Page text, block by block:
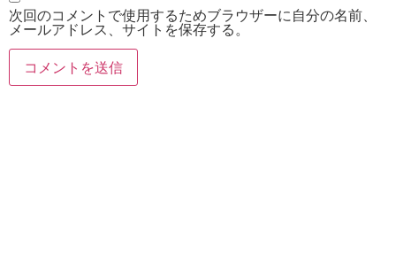
次回のコメントで使用するためブラウザーに自分の名前、
メールアドレス、サイトを保存する。